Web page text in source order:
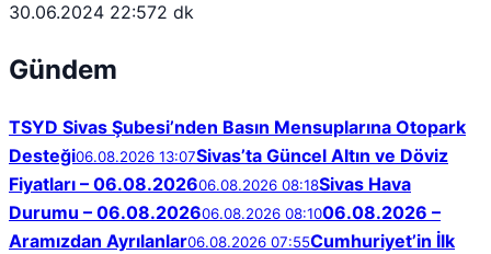
30.06.2024 22:572 dk
Gündem
TSYD Sivas Şubesi’nden Basın Mensuplarına Otopark
Desteği06.08.2026 13:07Sivas’ta Güncel Altın ve Döviz
Fiyatları – 06.08.202606.08.2026 08:18Sivas Hava
Durumu – 06.08.202606.08.2026 08:1006.08.2026 –
Aramızdan Ayrılanlar06.08.2026 07:55Cumhuriyet’in İlk